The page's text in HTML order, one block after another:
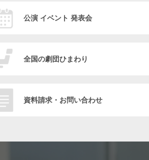
公演 イベント 発表会
全国の劇団ひまわり
資料請求・お問い合わせ